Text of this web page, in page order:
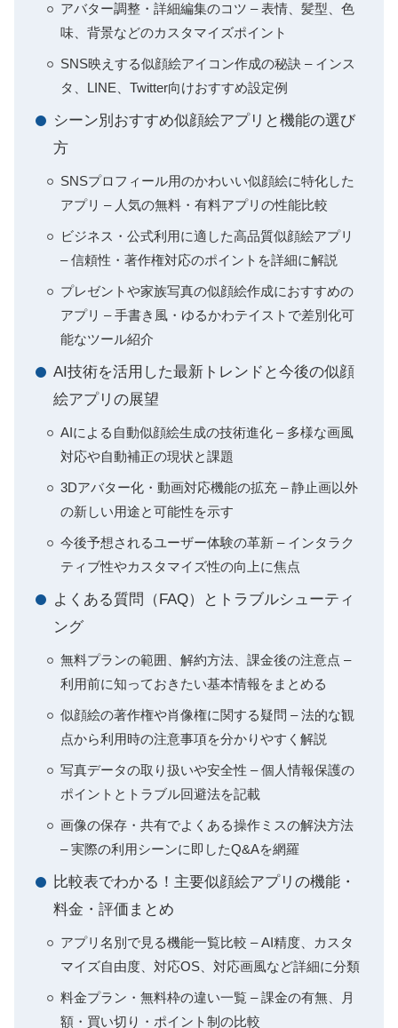
アバター調整・詳細編集のコツ – 表情、髪型、色
味、背景などのカスタマイズポイント
SNS映えする似顔絵アイコン作成の秘訣 – インス
タ、LINE、Twitter向けおすすめ設定例
シーン別おすすめ似顔絵アプリと機能の選び
方
SNSプロフィール用のかわいい似顔絵に特化した
アプリ – 人気の無料・有料アプリの性能比較
ビジネス・公式利用に適した高品質似顔絵アプリ
– 信頼性・著作権対応のポイントを詳細に解説
プレゼントや家族写真の似顔絵作成におすすめの
アプリ – 手書き風・ゆるかわテイストで差別化可
能なツール紹介
AI技術を活用した最新トレンドと今後の似顔
絵アプリの展望
AIによる自動似顔絵生成の技術進化 – 多様な画風
対応や自動補正の現状と課題
3Dアバター化・動画対応機能の拡充 – 静止画以外
の新しい用途と可能性を示す
今後予想されるユーザー体験の革新 – インタラク
ティブ性やカスタマイズ性の向上に焦点
よくある質問（FAQ）とトラブルシューティ
ング
無料プランの範囲、解約方法、課金後の注意点 –
利用前に知っておきたい基本情報をまとめる
似顔絵の著作権や肖像権に関する疑問 – 法的な観
点から利用時の注意事項を分かりやすく解説
写真データの取り扱いや安全性 – 個人情報保護の
ポイントとトラブル回避法を記載
画像の保存・共有でよくある操作ミスの解決方法
– 実際の利用シーンに即したQ&Aを網羅
比較表でわかる！主要似顔絵アプリの機能・
料金・評価まとめ
アプリ名別で見る機能一覧比較 – AI精度、カスタ
マイズ自由度、対応OS、対応画風など詳細に分類
料金プラン・無料枠の違い一覧 – 課金の有無、月
額・買い切り・ポイント制の比較